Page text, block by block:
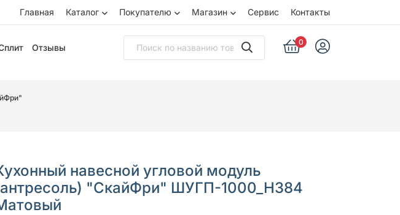
Главная Каталог Покупателю Магазин Сервис Контакты
Отзывы
0
навесной угловой модуль
"СкайФри" ШУГП-1000_Н384